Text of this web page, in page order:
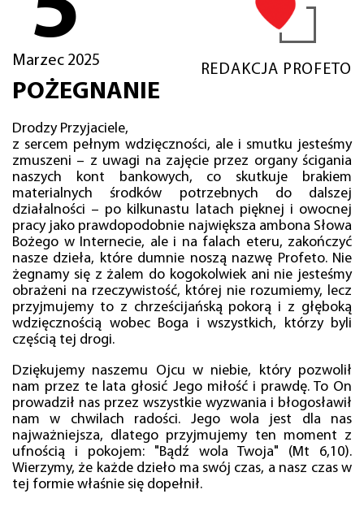
Marzec 2025
REDAKCJA PROFETO
POŻEGNANIE
Drodzy Przyjaciele,
z sercem pełnym wdzięczności, ale i smutku jesteśmy
zmuszeni – z uwagi na zajęcie przez organy ścigania
naszych kont bankowych, co skutkuje brakiem
materialnych środków potrzebnych do dalszej
działalności – po kilkunastu latach pięknej i owocnej
pracy jako prawdopodobnie największa ambona Słowa
Bożego w Internecie, ale i na falach eteru, zakończyć
nasze dzieła, które dumnie noszą nazwę Profeto. Nie
żegnamy się z żalem do kogokolwiek ani nie jesteśmy
obrażeni na rzeczywistość, której nie rozumiemy, lecz
przyjmujemy to z chrześcijańską pokorą i z głęboką
wdzięcznością wobec Boga i wszystkich, którzy byli
częścią tej drogi.
Dziękujemy naszemu Ojcu w niebie, który pozwolił
nam przez te lata głosić Jego miłość i prawdę. To On
prowadził nas przez wszystkie wyzwania i błogosławił
nam w chwilach radości. Jego wola jest dla nas
najważniejsza, dlatego przyjmujemy ten moment z
ufnością i pokojem: "Bądź wola Twoja" (Mt 6,10).
Wierzymy, że każde dzieło ma swój czas, a nasz czas w
tej formie właśnie się dopełnił.